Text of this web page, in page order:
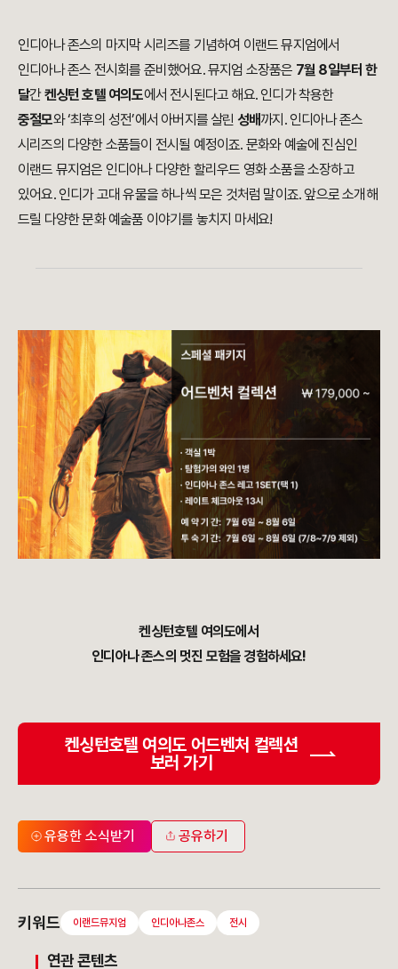
인디아나 존스의 마지막 시리즈를 기념하여 이랜드 뮤지엄에서
인디아나 존스 전시회를 준비했어요. 뮤지엄 소장품은 7월 8일부터 한
달간켄싱턴 호텔 여의도에서 전시된다고 해요. 인디가 착용한
중절모와 ‘최후의 성전’에서 아버지를 살린 성배까지. 인디아나 존스
시리즈의 다양한 소품들이 전시될 예정이죠. 문화와 예술에 진심인
이랜드 뮤지엄은 인디아나 다양한 할리우드 영화 소품을 소장하고
있어요. 인디가 고대 유물을 하나씩 모은 것처럼 말이죠. 앞으로 소개해
드릴 다양한 문화 예술품 이야기를 놓치지 마세요!
켄싱턴호텔 여의도에서
인디아나 존스의 멋진 모험을 경험하세요!
켄싱턴호텔 여의도 어드벤처 컬렉션
보러 가기
유용한 소식받기 공유하기
키워드 이랜드뮤지엄 인디아나존스 전시
연관 콘텐츠